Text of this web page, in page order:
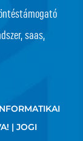
saas,
| JOGI